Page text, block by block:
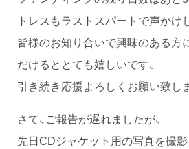
トレスもラストスパートで声かけ
皆様のお知り合いで興味のある方
だけるととても嬉しいです。
引き続き応援よろしくお願い致し
さて、ご報告が遅れましたが、
先日CDジャケット用の写真を撮影